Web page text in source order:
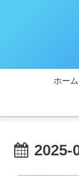
ホーム
2025-